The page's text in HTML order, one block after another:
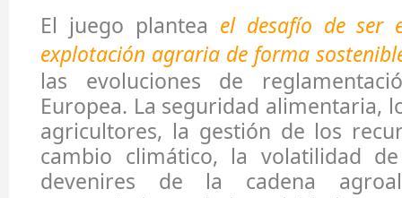
El juego plantea el desafío de ser
explotación agraria de forma
las evoluciones de
Europea. La seguridad alimentaria,
agricultores, la gestión de los
cambio climático, la volatilidad
devenires de la cadena